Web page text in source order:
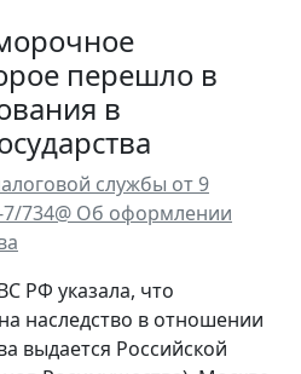
перешло в
в
службы от 9
7/734@ Об оформлении
РФ указала, что
наследство в отношении
выдается Российской